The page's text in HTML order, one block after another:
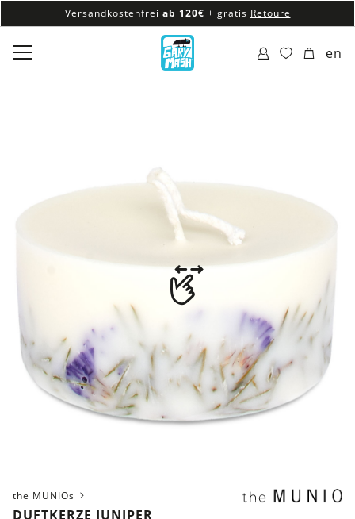
Versandkostenfrei ab 120€ + gratis Retoure
100% veganes & fair produziertes Sortiment
Versandkostenfrei ab 120€
en
the MUNIOs
DUFTKERZE JUNIPER